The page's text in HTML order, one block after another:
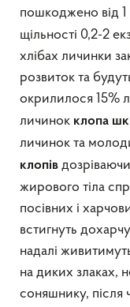
пошкоджено від
щільності 0,2-2
хлібах личинки
розвиток та
окрилилося 15%
личинок клопа
личинок та
клопів
жирового тіла
посівних і
встигнуть
надалі
на диких злаках,
соняшнику, після